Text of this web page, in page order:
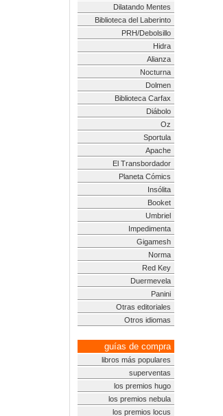
Dilatando Mentes
Biblioteca del Laberinto
PRH/Debolsillo
Hidra
Alianza
Nocturna
Dolmen
Biblioteca Carfax
Diábolo
Oz
Sportula
Apache
El Transbordador
Planeta Cómics
Insólita
Booket
Umbriel
Impedimenta
Gigamesh
Norma
Red Key
Duermevela
Panini
Otras editoriales
Otros idiomas
guías de compra
libros más populares
superventas
los premios hugo
los premios nebula
los premios locus